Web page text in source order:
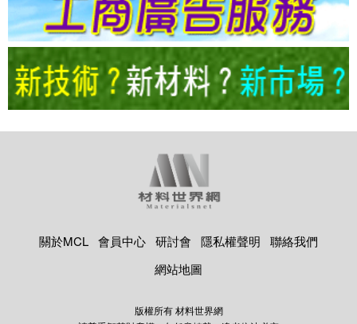
關於MCL 會員中心 研討會 隱私權聲明
聯絡我們
網站地圖
版權所有 材料世界網